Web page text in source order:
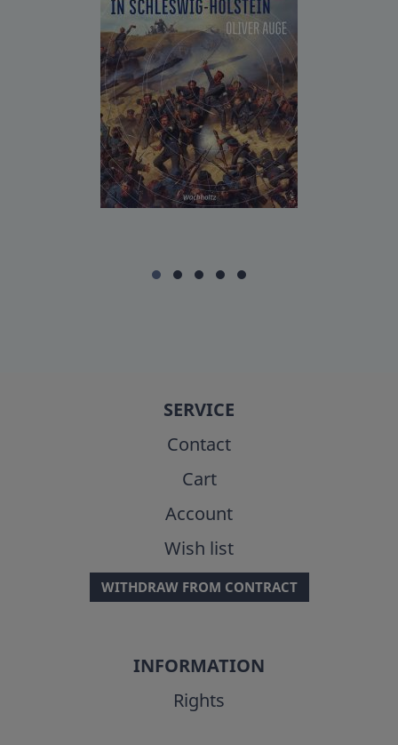
SERVICE
Contact
Cart
Account
Wish list
WITHDRAW FROM CONTRACT
INFORMATION
Rights